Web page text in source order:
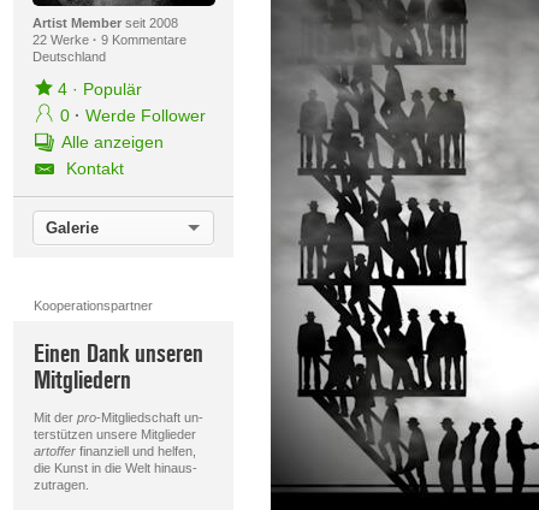
Artist Memberseit 2008
22 Werke · 9 Kommentare
Deutschland
4· Populär
0 · Werde Follower
Alle anzeigen
Kontakt
Galerie
Kooperationspartner
Einen Dank unseren
Mitgliedern
Mit der pro-Mitgliedschaft un-
terstützen unsere Mitglieder
artofferfinanziell und helfen,
die Kunst in die Welt hinaus-
zutragen.